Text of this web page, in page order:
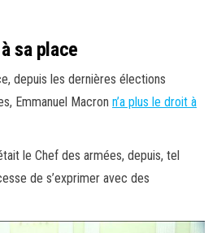
sa place
depuis les dernières élections
Emmanuel Macron n’a plus le droit à
le Chef des armées, depuis, tel
de s’exprimer avec des